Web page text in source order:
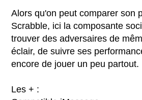
Alors qu'on peut comparer son
Scrabble, ici la composante
trouver des adversaires de
éclair, de suivre ses
encore de jouer un peu partout.
Les + :